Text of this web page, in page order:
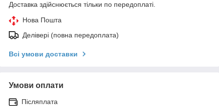
Доставка здійснюється тільки по передоплаті.
Нова Пошта
Делівері (повна передоплата)
Всі умови доставки
Умови оплати
Післяплата